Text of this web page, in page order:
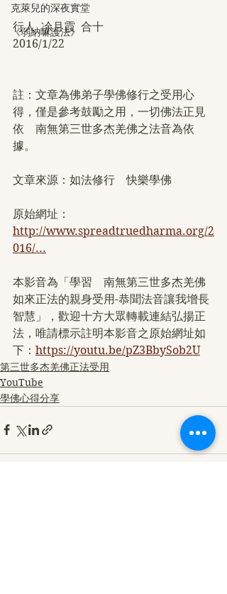
克萊兒的深夜實堂
《弱納嘛護法》
行人  凃月霞  合十
2016/1/22
註：文章為佛弟子學佛修行之受用心
得，僅是參考鼓勵之用，一切佛法正見
依　南無第三世多杰羌佛之法音為依
據。
文章來源：如法修行　快樂學佛
原始網址：
http://www.spreadtruedharma.org/2
016/...
本影音為「學習　南無第三世多杰羌佛
如來正法的親身受用-恭聞法音讓我增長
智慧」，歡迎十方大眾轉載連結弘揚正
法，唯請標示註明本影音之原始網址如
下： https://youtu.be/pZ3BbySob2U
第三世多杰羌佛正法受用
YouTube
學佛心得分享